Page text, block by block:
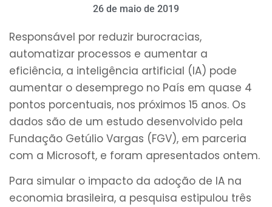
26 de maio de 2019
Responsável por reduzir burocracias,
automatizar processos e aumentar a
eficiência, a inteligência artificial (IA) pode
aumentar o desemprego no País em quase 4
pontos porcentuais, nos próximos 15 anos. Os
dados são de um estudo desenvolvido pela
Fundação Getúlio Vargas (FGV), em parceria
com a Microsoft, e foram apresentados ontem.
Para simular o impacto da adoção de IA na
economia brasileira, a pesquisa estipulou três